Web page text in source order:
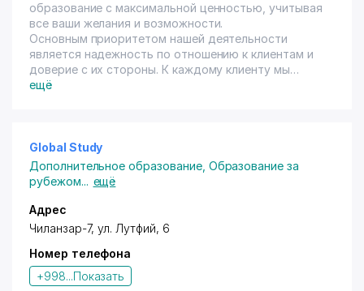
образование с максимальной ценностью, учитывая
все ваши желания и возможности.
Основным приоритетом нашей деятельности
является надежность по отношению к клиентам и
доверие с их стороны. К каждому клиенту мы
находим персональный подход и ведем его на
ещё
Global Study
Дополнительное образование, Образование за
рубежом... ещё
Адрес
Чиланзар-7,ул. Лутфий, 6
Номер телефона
+998...Показать